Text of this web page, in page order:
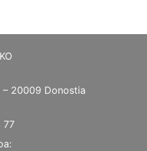
20009 Donostia
77